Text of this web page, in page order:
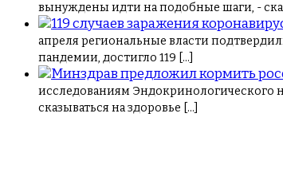
вынуждены идти на подобные шаги, -
апреля региональные власти
пандемии, достигло 119 […]
исследованиям Эндокринологического
сказываться на здоровье […]